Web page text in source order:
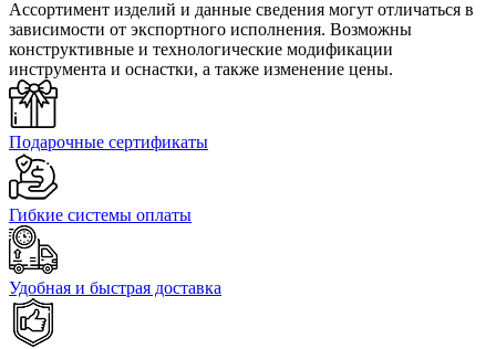
Ассортимент изделий и данные сведения могут отличаться в
зависимости от экспортного исполнения. Возможны
конструктивные и технологические модификации
инструмента и оснастки, а также изменение цены.
Подарочные сертификаты
Гибкие системы оплаты
Удобная и быстрая доставка